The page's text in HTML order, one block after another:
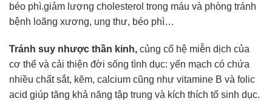
béo phì.giảm lượng cholesterol trong máu và phòng tránh
bệnh loãng xương, ung thư, béo phì…
Tránh suy nhược thần kinh, củng cố hệ miễn dịch của
cơ thể và cải thiện đời sống tình dục: yến mạch có chứa
nhiều chất sắt, kẽm, calcium cũng như vitamine B và folic
acid giúp tăng khả năng tập trung và kích thích tố sinh dục.